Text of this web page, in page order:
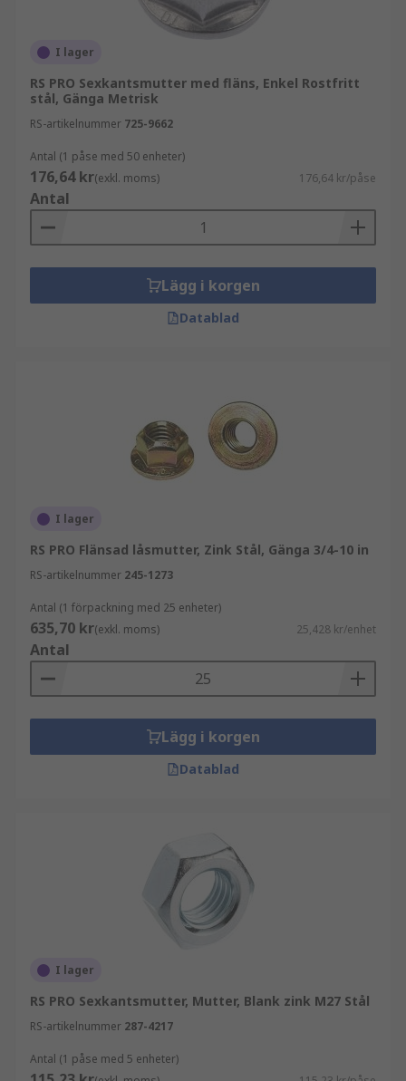
I lager
RS PRO Sexkantsmutter med fläns, Enkel Rostfritt
stål, Gänga Metrisk
RS-artikelnummer 725-9662
Antal (1 påse med 50 enheter)
176,64 kr(exkl. moms) 176,64 kr/påse
Antal
Lägg i korgen
Datablad
I lager
RS PRO Flänsad låsmutter, Zink Stål, Gänga 3/4-10 in
RS-artikelnummer 245-1273
Antal (1 förpackning med 25 enheter)
635,70 kr(exkl. moms) 25,428 kr/enhet
Antal
Lägg i korgen
Datablad
I lager
RS PRO Sexkantsmutter, Mutter, Blank zink M27 Stål
RS-artikelnummer 287-4217
Antal (1 påse med 5 enheter)